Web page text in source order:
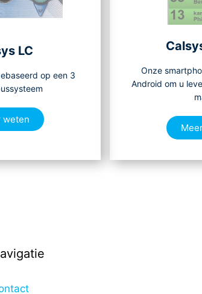
LC
op een 3
weten
Onze
Android om u